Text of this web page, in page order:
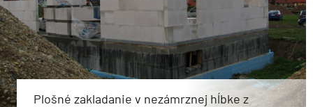
Plošné zakladanie v nezámrznej hĺbke z